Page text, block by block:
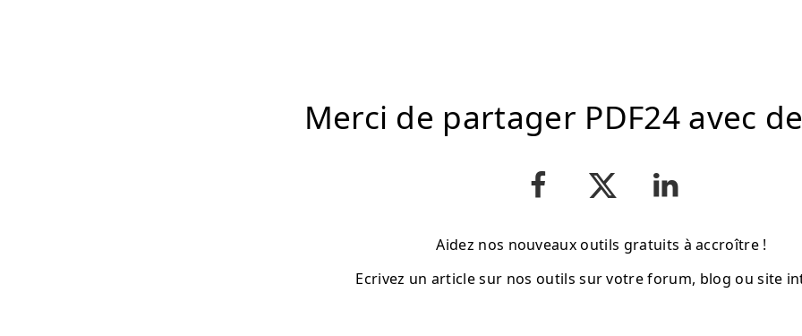
Merci de partager PDF24 avec
Aidez nos nouveaux outils gratuits à accroître !
Ecrivez un article sur nos outils sur votre forum, blog ou site